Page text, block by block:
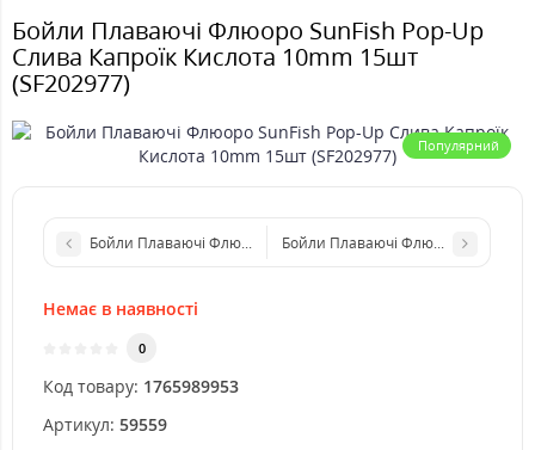
Бойли Плаваючі Флюоро SunFish Pop-Up
Слива Капроїк Кислота 10mm 15шт
(SF202977)
Популярний
Бойли Плаваючі Флюоро SunFish Pop-Up Скумбрія 8mm 15шт
Бойли Плаваючі Флюоро SunFish
Немає в наявності
0
Код товару: 1765989953
Артикул: 59559